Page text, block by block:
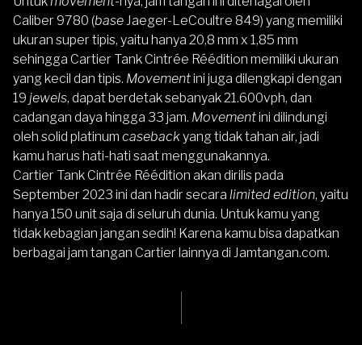
Caliber 9780 (baseJaeger-LeCoultre 849) yang memiliki
ukuran super tipis, yaitu hanya 20,8 mm x 1,85 mm
sehingga Cartier Tank Cintrée Réédition memiliki ukuran
yang kecil dan tipis. Movementini juga dilengkapi dengan
19 jewels, dapat berdetak sebanyak 21.600vph, dan
cadangan daya hingga 33 jam. Movementini dilindungi
oleh solid platinum casebackyang tidak tahan air, jadi
kamu harus hati-hati saat menggunakannya.
Cartier Tank Cintrée Réédition akan dirilis pada
September 2023 ini dan hadir secara limited edition, yaitu
hanya 150 unit saja di seluruh dunia. Untuk kamu yang
tidak kebagian jangan sedih! Karena kamu bisa dapatkan
berbagai jam tangan Cartier lainnya di Jamtangan.com.